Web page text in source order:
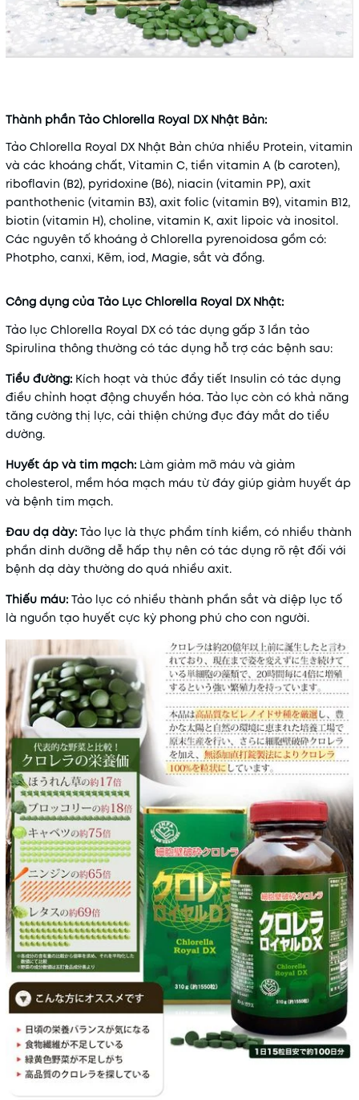
Thành phần Tảo Chlorella Royal DX Nhật Bản:
Tảo Chlorella Royal DX Nhật Bản chứa nhiều Protein, vitamin
và các khoáng chất, Vitamin C, tiền vitamin A (b caroten),
riboflavin (B2), pyridoxine (B6), niacin (vitamin PP), axit
panthothenic (vitamin B3), axit folic (vitamin B9), vitamin B12,
biotin (vitamin H), choline, vitamin K, axit lipoic và inositol.
Các nguyên tố khoáng ở Chlorella pyrenoidosa gồm có:
Photpho, canxi, Kẽm, iod, Magie, sắt và đồng.
Công dụng của Tảo Lục Chlorella Royal DX Nhật:
Tảo lục Chlorella Royal DX có tác dụng gấp 3 lần tảo
Spirulina thông thường có tác dụng hỗ trợ các bệnh sau:
Tiểu đường: Kích hoạt và thúc đẩy tiết Insulin có tác dụng
điều chỉnh hoạt động chuyển hóa. Tảo lục còn có khả năng
tăng cường thị lực, cải thiện chứng đục đáy mắt do tiểu
dường.
Huyết áp và tim mạch: Làm giảm mỡ máu và giảm
cholesterol, mềm hóa mạch máu từ đáy giúp giảm huyết áp
và bệnh tim mạch.
Đau dạ dày: Tảo lục là thực phẩm tính kiềm, có nhiều thành
phần dinh dưỡng dễ hấp thụ nên có tác dụng rõ rệt đối với
bệnh dạ dày thường do quá nhiều axit.
Thiếu máu: Tảo lục có nhiều thành phần sắt và diệp lục tố
là nguồn tạo huyết cực kỳ phong phú cho con người.